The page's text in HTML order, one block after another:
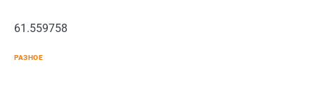
61.559758
РАЗНОЕ